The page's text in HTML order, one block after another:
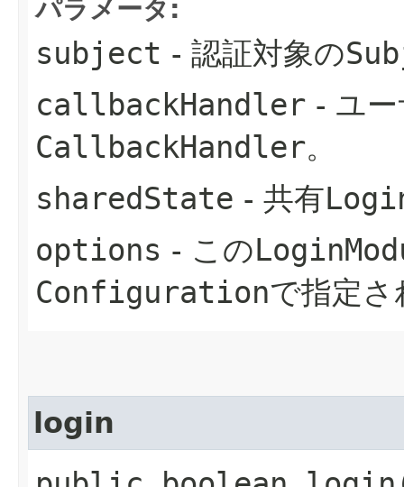
パラメータ:
subject - 認証対象の
callbackHandler - ユ
CallbackHandler。
sharedState - 共有
options - この
Configurationで指定
login